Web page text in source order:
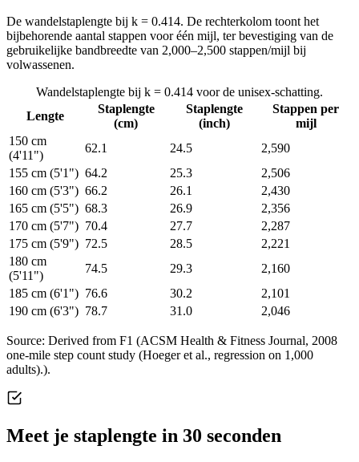
De wandelstaplengte bij k = 0.414. De rechterkolom toont het
bijbehorende aantal stappen voor één mijl, ter bevestiging van de
gebruikelijke bandbreedte van 2,000–2,500 stappen/mijl bij
volwassenen.
Wandelstaplengte bij k = 0.414 voor de unisex-schatting.
Lengte
Staplengte
(cm)
Staplengte
(inch)
Stappen per
mijl
150 cm
(4'11")
62.1 24.5
2,590
155 cm (5'1") 64.2 25.3
2,506
160 cm (5'3") 66.2 26.1
2,430
165 cm (5'5") 68.3 26.9
2,356
170 cm (5'7") 70.4 27.7
2,287
175 cm (5'9") 72.5 28.5
2,221
180 cm
(5'11")
74.5 29.3
2,160
185 cm (6'1") 76.6 30.2
2,101
190 cm (6'3") 78.7 31.0 2,046
Source: Derived from F1 (ACSM Health & Fitness Journal, 2008
one-mile step count study (Hoeger et al., regression on 1,000
adults).).
Meet je staplengte in 30 seconden